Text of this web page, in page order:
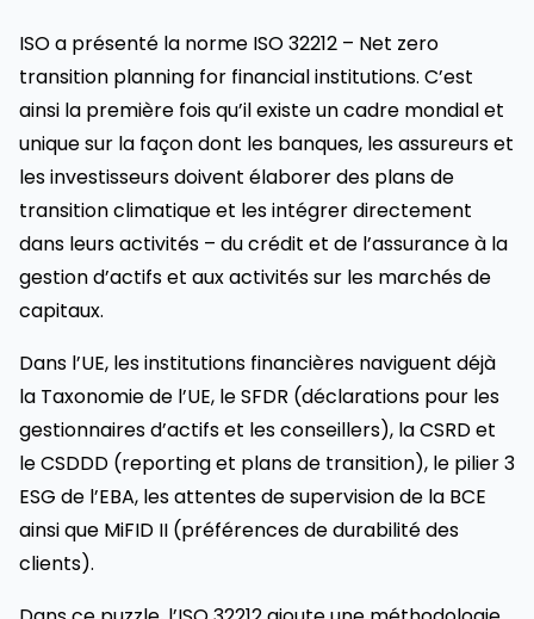
ISO a présenté la norme ISO 32212 – Net zero
transition planning for financial institutions. C’est
ainsi la première fois qu’il existe un cadre mondial et
unique sur la façon dont les banques, les assureurs et
les investisseurs doivent élaborer des plans de
transition climatique et les intégrer directement
dans leurs activités – du crédit et de l’assurance à la
gestion d’actifs et aux activités sur les marchés de
capitaux.
Dans l’UE, les institutions financières naviguent déjà
la Taxonomie de l’UE, le SFDR (déclarations pour les
gestionnaires d’actifs et les conseillers), la CSRD et
le CSDDD (reporting et plans de transition), le pilier 3
ESG de l’EBA, les attentes de supervision de la BCE
ainsi que MiFID II (préférences de durabilité des
clients).